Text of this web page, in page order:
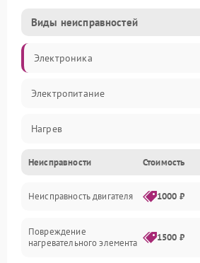
Виды неисправностей
Электроника
Электропитание
Нагрев
Вентиляция
Механические повреждения
Неисправности Стоимость
Неисправность двигателя 1000 ₽
Повреждение
нагревательного элемента
1500 ₽